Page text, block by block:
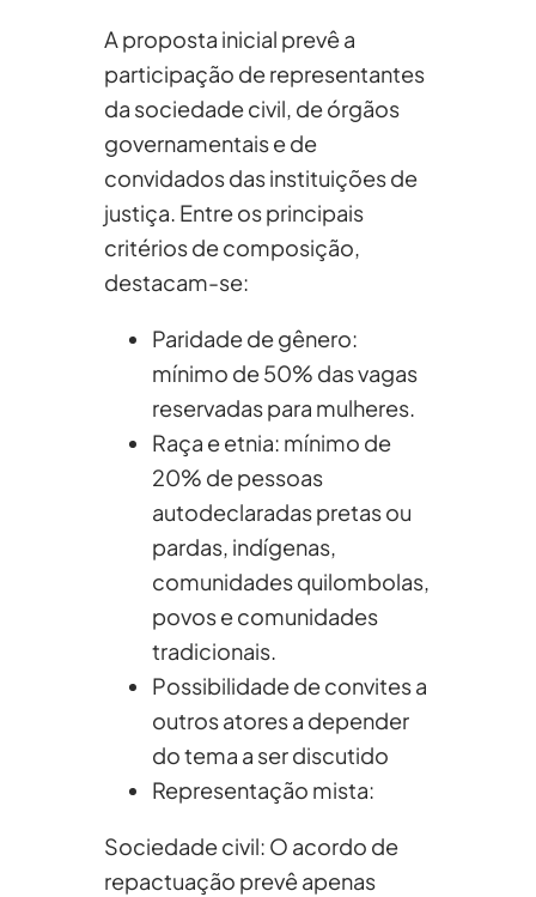
A proposta inicial prevê a
participação de representantes
da sociedade civil, de órgãos
governamentais e de
convidados das instituições de
justiça. Entre os principais
critérios de composição,
destacam-se:
Paridade de gênero:
mínimo de 50% das vagas
reservadas para mulheres.
Raça e etnia: mínimo de
20% de pessoas
autodeclaradas pretas ou
pardas, indígenas,
comunidades quilombolas,
povos e comunidades
tradicionais.
Possibilidade de convites a
outros atores a depender
do tema a ser discutido
Representação mista:
Sociedade civil: O acordo de
repactuação prevê apenas